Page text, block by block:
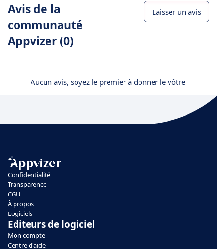
Avis de la
communauté
Appvizer (0)
Laisser un avis
Aucun avis, soyez le premier à donner le vôtre.
Confidentialité
Transparence
CGU
À propos
Logiciels
Editeurs de logiciel
Mon compte
Centre d'aide